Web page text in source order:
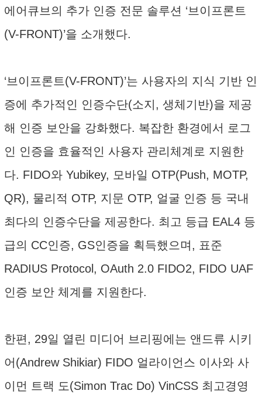
에어큐브의 추가 인증 전문 솔루션 ‘브이프론트
(V-FRONT)’을 소개했다.
‘브이프론트(V-FRONT)’는 사용자의 지식 기반 인
증에 추가적인 인증수단(소지, 생체기반)을 제공
해 인증 보안을 강화했다. 복잡한 환경에서 로그
인 인증을 효율적인 사용자 관리체계로 지원한
다. FIDO와 Yubikey, 모바일 OTP(Push, MOTP,
QR), 물리적 OTP, 지문 OTP, 얼굴 인증 등 국내
최다의 인증수단을 제공한다. 최고 등급 EAL4 등
급의 CC인증, GS인증을 획득했으며, 표준
RADIUS Protocol, OAuth 2.0 FIDO2, FIDO UAF
인증 보안 체계를 지원한다.
한편, 29일 열린 미디어 브리핑에는 앤드류 시키
어(Andrew Shikiar) FIDO 얼라이언스 이사와 사
이먼 트랙 도(Simon Trac Do) VinCSS 최고경영